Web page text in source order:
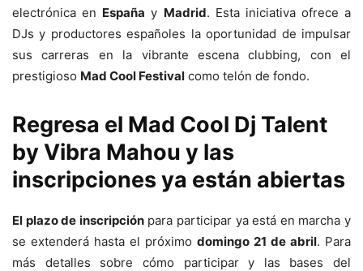
electrónica en España y Madrid. Esta iniciativa ofrece a
DJs y productores españoles la oportunidad de impulsar
sus carreras en la vibrante escena clubbing, con el
prestigioso Mad Cool Festival como telón de fondo.
Regresa el Mad Cool Dj Talent
by Vibra Mahou y las
inscripciones ya están abiertas
El plazo de inscripciónpara participar ya está en marcha y
se extenderá hasta el próximo domingo 21 de abril. Para
más detalles sobre cómo participar y las bases del